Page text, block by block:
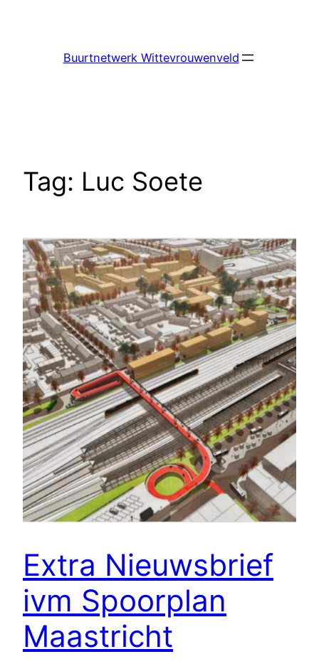
Buurtnetwerk Wittevrouwenveld
Tag: Luc Soete
Extra Nieuwsbrief
ivm Spoorplan
Maastricht